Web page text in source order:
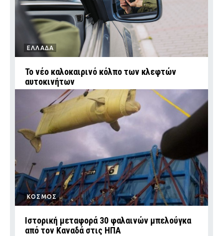
ΕΛΛΑΔΑ
Το νέο καλοκαιρινό κόλπο των κλεφτών
αυτοκινήτων
ΚΟΣΜΟΣ
Ιστορική μεταφορά 30 φαλαινών μπελούγκα
από τον Καναδά στις ΗΠΑ